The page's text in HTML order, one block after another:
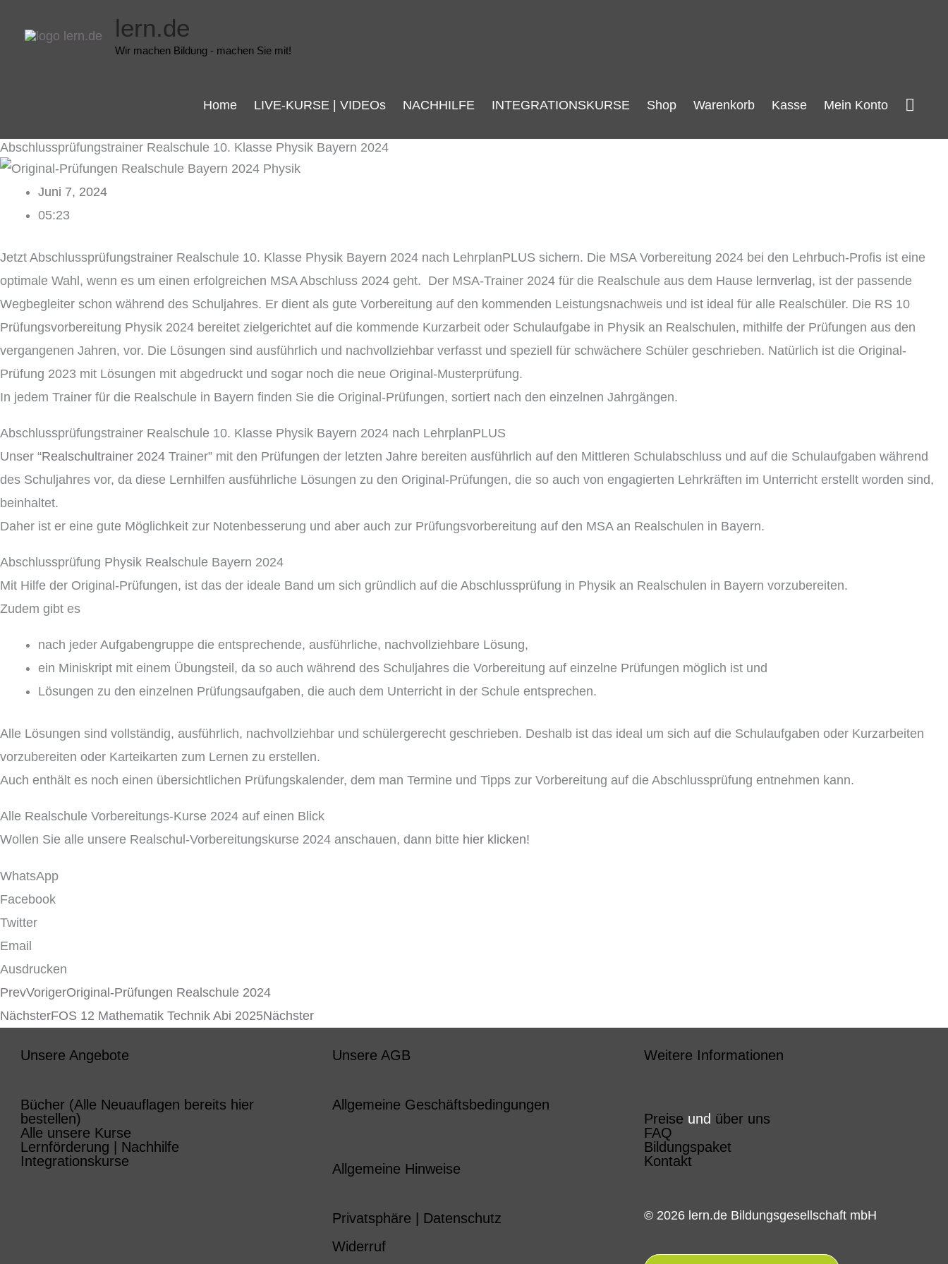
Inhalt
lern.de
Wir machen Bildung - machen Sie mit!
Home LIVE-KURSE | VIDEOs NACHHILFE INTEGRATIONSKURSE Shop Warenkorb Kasse Mein Konto
Abschlussprüfungstrainer Realschule 10. Klasse Physik Bayern 2024
Juni 7, 2024
05:23
Jetzt Abschlussprüfungstrainer Realschule 10. Klasse Physik Bayern 2024 nach LehrplanPLUS sichern. Die MSA Vorbereitung 2024 bei den Lehrbuch-Profis ist eine
optimale Wahl, wenn es um einen erfolgreichen MSA Abschluss 2024 geht. Der MSA-Trainer 2024 für die Realschule aus dem Hause lernverlag, ist der passende
Wegbegleiter schon während des Schuljahres. Er dient als gute Vorbereitung auf den kommenden Leistungsnachweis und ist ideal für alle Realschüler. Die RS 10
Prüfungsvorbereitung Physik 2024 bereitet zielgerichtet auf die kommende Kurzarbeit oder Schulaufgabe in Physik an Realschulen, mithilfe der Prüfungen aus den
vergangenen Jahren, vor. Die Lösungen sind ausführlich und nachvollziehbar verfasst und speziell für schwächere Schüler geschrieben. Natürlich ist die Original-
Prüfung 2023 mit Lösungen mit abgedruckt und sogar noch die neue Original-Musterprüfung.
In jedem Trainer für die Realschule in Bayern finden Sie die Original-Prüfungen, sortiert nach den einzelnen Jahrgängen.
Abschlussprüfungstrainer Realschule 10. Klasse Physik Bayern 2024 nach LehrplanPLUS
Unser “Realschultrainer 2024 Trainer” mit den Prüfungen der letzten Jahre bereiten ausführlich auf den Mittleren Schulabschluss und auf die Schulaufgaben während
des Schuljahres vor, da diese Lernhilfen ausführliche Lösungen zu den Original-Prüfungen, die so auch von engagierten Lehrkräften im Unterricht erstellt worden sind,
beinhaltet.
Daher ist er eine gute Möglichkeit zur Notenbesserung und aber auch zur Prüfungsvorbereitung auf den MSA an Realschulen in Bayern.
Abschlussprüfung Physik Realschule Bayern 2024
Mit Hilfe der Original-Prüfungen, ist das der ideale Band um sich gründlich auf die Abschlussprüfung in Physik an Realschulen in Bayern vorzubereiten.
Zudem gibt es
nach jeder Aufgabengruppe die entsprechende, ausführliche, nachvollziehbare Lösung,
ein Miniskript mit einem Übungsteil, da so auch während des Schuljahres die Vorbereitung auf einzelne Prüfungen möglich ist und
Lösungen zu den einzelnen Prüfungsaufgaben, die auch dem Unterricht in der Schule entsprechen.
Alle Lösungen sind vollständig, ausführlich, nachvollziehbar und schülergerecht geschrieben. Deshalb ist das ideal um sich auf die Schulaufgaben oder Kurzarbeiten
vorzubereiten oder Karteikarten zum Lernen zu erstellen.
Auch enthält es noch einen übersichtlichen Prüfungskalender, dem man Termine und Tipps zur Vorbereitung auf die Abschlussprüfung entnehmen kann.
Alle Realschule Vorbereitungs-Kurse 2024 auf einen Blick
Wollen Sie alle unsere Realschul-Vorbereitungskurse 2024 anschauen, dann bitte hier klicken!
WhatsApp
Facebook
Twitter
Email
Ausdrucken
PrevVorigerOriginal-Prüfungen Realschule 2024
NächsterFOS 12 Mathematik Technik Abi 2025Nächster
Unsere Angebote
Bücher (Alle Neuauflagen bereits hier
bestellen)
Alle unsere Kurse
Lernförderung | Nachhilfe
Integrationskurse
Unsere AGB
Allgemeine Geschäftsbedingungen
Allgemeine Hinweise
Privatsphäre | Datenschutz
Widerruf
Weitere Informationen
Preise und über uns
FAQ
Bildungspaket
Kontakt
© 2026 lern.de Bildungsgesellschaft mbH